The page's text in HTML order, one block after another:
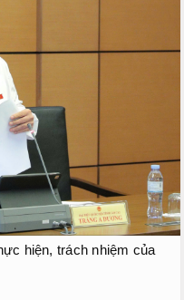
hiện, trách nhiệm của